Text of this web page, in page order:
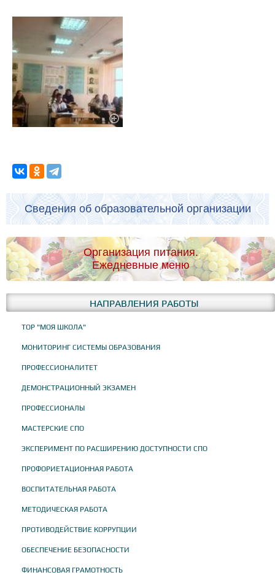
Сведения об образовательной организации
Организация питания.
Ежедневные меню
НАПРАВЛЕНИЯ РАБОТЫ
ТОР "МОЯ ШКОЛА"
МОНИТОРИНГ СИСТЕМЫ ОБРАЗОВАНИЯ
ПРОФЕССИОНАЛИТЕТ
ДЕМОНСТРАЦИОННЫЙ ЭКЗАМЕН
ПРОФЕССИОНАЛЫ
МАСТЕРСКИЕ СПО
ЭКСПЕРИМЕНТ ПО РАСШИРЕНИЮ ДОСТУПНОСТИ СПО
ПРОФОРИЕТАЦИОННАЯ РАБОТА
ВОСПИТАТЕЛЬНАЯ РАБОТА
МЕТОДИЧЕСКАЯ РАБОТА
ПРОТИВОДЕЙСТВИЕ КОРРУПЦИИ
ОБЕСПЕЧЕНИЕ БЕЗОПАСНОСТИ
ФИНАНСОВАЯ ГРАМОТНОСТЬ